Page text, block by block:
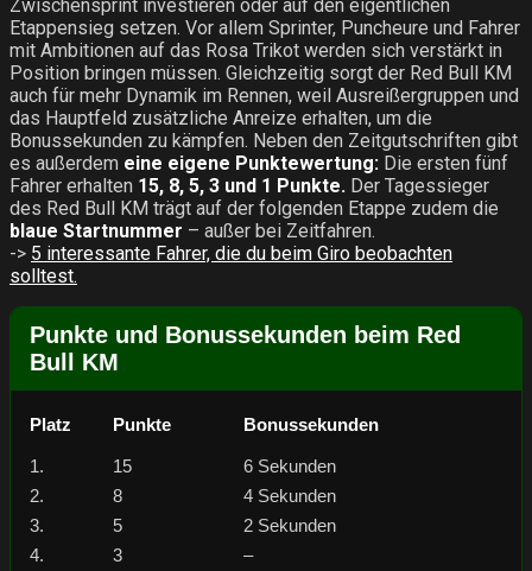
Zwischensprint investieren oder auf den eigentlichen
Etappensieg setzen. Vor allem Sprinter, Puncheure und Fahrer
mit Ambitionen auf das Rosa Trikot werden sich verstärkt in
Position bringen müssen. Gleichzeitig sorgt der Red Bull KM
auch für mehr Dynamik im Rennen, weil Ausreißergruppen und
das Hauptfeld zusätzliche Anreize erhalten, um die
Bonussekunden zu kämpfen. Neben den Zeitgutschriften gibt
es außerdem eine eigene Punktewertung: Die ersten fünf
Fahrer erhalten 15, 8, 5, 3 und 1 Punkte. Der Tagessieger
des Red Bull KM trägt auf der folgenden Etappe zudem die
blaue Startnummer – außer bei Zeitfahren.
-> 5 interessante Fahrer, die du beim Giro beobachten
solltest.
Punkte und Bonussekunden beim Red
Bull KM
Platz Punkte Bonussekunden
1. 15
6 Sekunden
2.
8
4 Sekunden
3.
5
2 Sekunden
4.
3
–